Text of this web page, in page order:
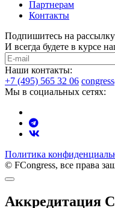
Партнерам
Контакты
Подпишитесь на рассылку
И всегда будете в курсе
Наши контакты:
+7 (495) 565 32 06
Мы в социальных сетях:
Политика
© FCongress, все права
Аккредитация